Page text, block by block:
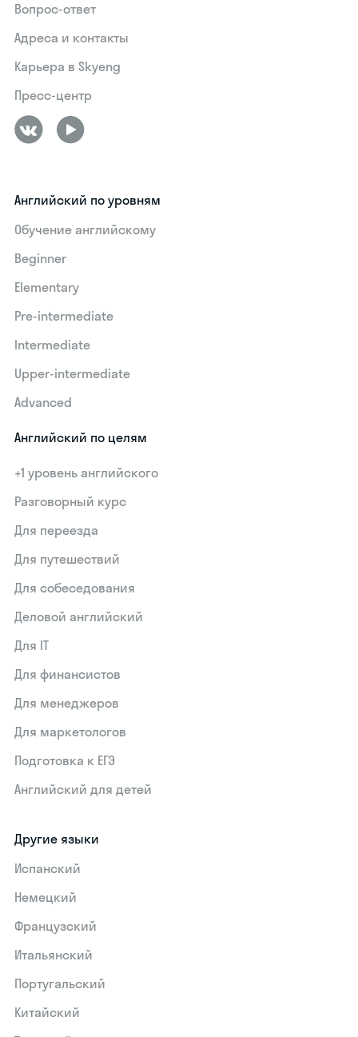
Вопрос-ответ
Адреса и контакты
Карьера в Skyeng
Пресс-центр
Английский по уровням
Обучение английскому
Beginner
Elementary
Pre-intermediate
Intermediate
Upper-intermediate
Advanced
Английский по целям
+1 уровень английского
Разговорный курс
Для переезда
Для путешествий
Для собеседования
Деловой английский
Для IT
Для финансистов
Для менеджеров
Для маркетологов
Подготовка к ЕГЭ
Английский для детей
Другие языки
Испанский
Немецкий
Французский
Итальянский
Португальский
Китайский